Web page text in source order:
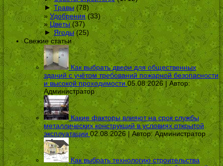
► Травы(78)
Удобрения(33)
Цветы(37)
► Ягоды(25)
Свежие статьи
Как выбрать двери для общественных
зданий с учётом требований пожарной безопасности
и высокой проходимости 05.08.2026 | Автор:
Администратор
Какие факторы влияют на срок службы
металлических конструкций в условиях открытой
эксплуатации 02.08.2026 | Автор: Администратор
Как выбрать технологию строительства